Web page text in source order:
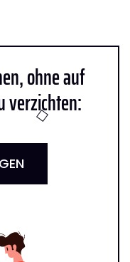
ohne auf
verzichten: